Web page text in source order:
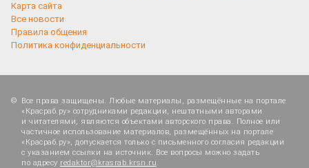
Карта сайта
Все новости
Правила общения
Политика конфиденциальности
Все права защищены. Любые материалы, размещённые на портале
«Красраб.ру» сотрудниками редакции, нештатными авторами
и читателями, являются объектами авторского права. Полное или
частичное использование материалов, размещённых на портале
«Красраб.ру», допускается только с письменного согласия редакции
с указанием ссылки на источник. Все вопросы можно задать
по адресу redaktor@krasrab.krsn.ru.